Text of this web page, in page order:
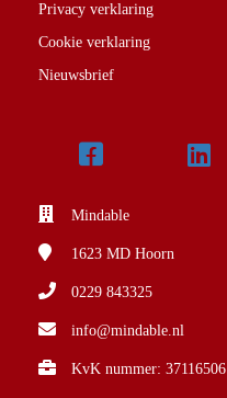
Privacy verklaring
Cookie verklaring
Nieuwsbrief
Mindable
1623 MD Hoorn
0229 843325
info@mindable.nl
KvK nummer: 37116506